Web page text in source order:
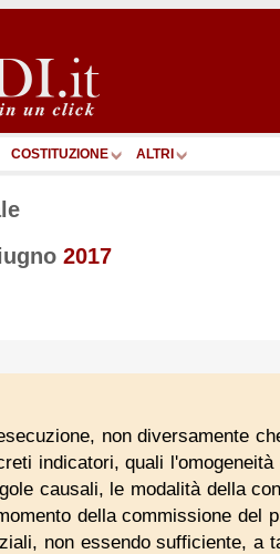
COSTITUZIONE ALTRI
2017
non diversamente
indicatori, quali l'omogeneità
causali, le modalità della
della commissione del
non essendo sufficiente, a